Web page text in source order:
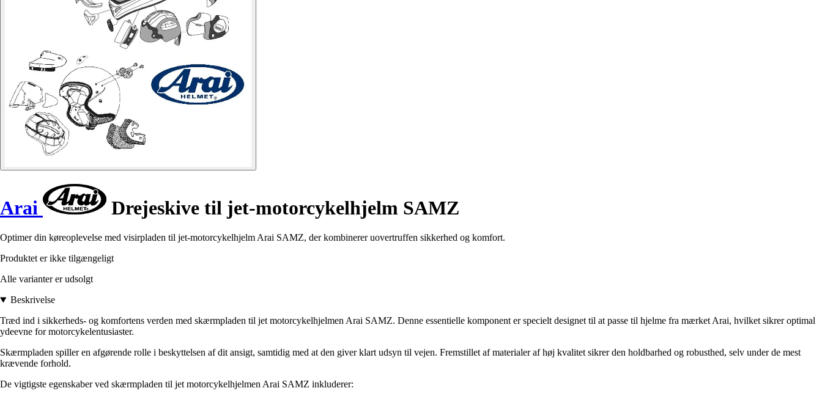
Arai Drejeskive til jet-motorcykelhjelm SAMZ
Optimer din køreoplevelse med visirpladen til jet-motorcykelhjelm Arai SAMZ, der kombinerer uovertruffen sikkerhed og komfort.
Produktet er ikke tilgængeligt
Alle varianter er udsolgt
Beskrivelse
Træd ind i sikkerheds- og komfortens verden med skærmpladen til jet motorcykelhjelmen Arai SAMZ. Denne essentielle komponent er specielt designet til at passe til hjelme fra mærket Arai, hvilket sikrer optimal
ydeevne for motorcykelentusiaster.
Skærmpladen spiller en afgørende rolle i beskyttelsen af dit ansigt, samtidig med at den giver klart udsyn til vejen. Fremstillet af materialer af høj kvalitet sikrer den holdbarhed og robusthed, selv under de mest
krævende forhold.
De vigtigste egenskaber ved skærmpladen til jet motorcykelhjelmen Arai SAMZ inkluderer: